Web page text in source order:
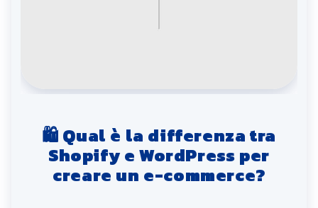
🛍️ Qual è la differenza tra
Shopify e WordPress per
creare un e-commerce?